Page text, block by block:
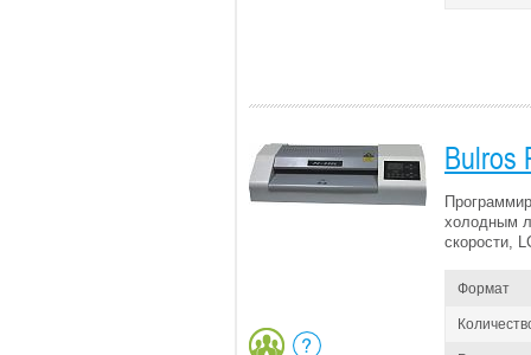
Bulros
холодным
скорости,
Формат